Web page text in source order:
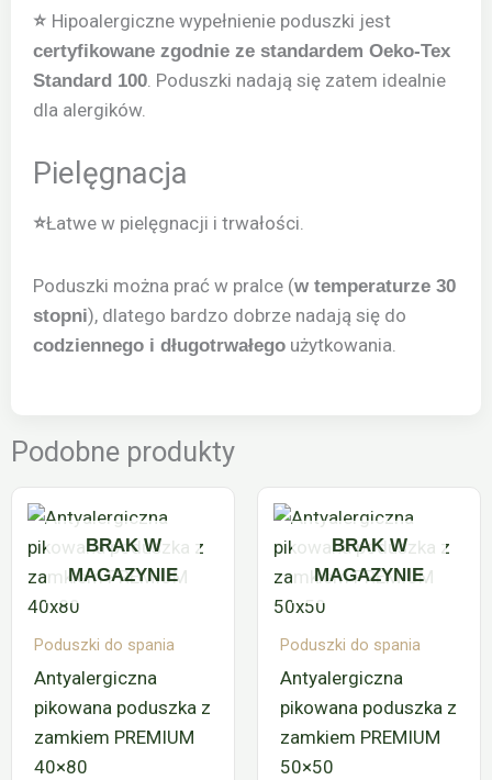
⭐ Hipoalergiczne wypełnienie poduszki jest
certyfikowane zgodnie ze standardem Oeko-Tex
Standard 100. Poduszki nadają się zatem idealnie
dla alergików.
Pielęgnacja
⭐Łatwe w pielęgnacji i trwałości.
Poduszki można prać w pralce (w temperaturze 30
stopni), dlatego bardzo dobrze nadają się do
codziennego i długotrwałego użytkowania.
Podobne produkty
BRAK W
MAGAZYNIE
Poduszki do spania
Antyalergiczna
pikowana poduszka z
zamkiem PREMIUM
40×80
BRAK W
MAGAZYNIE
Poduszki do spania
Antyalergiczna
pikowana poduszka z
zamkiem PREMIUM
50×50